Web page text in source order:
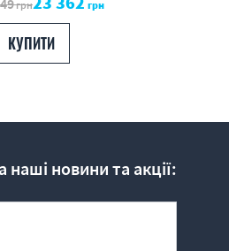
грн грн
КУПИТИ
наші новини та акції: